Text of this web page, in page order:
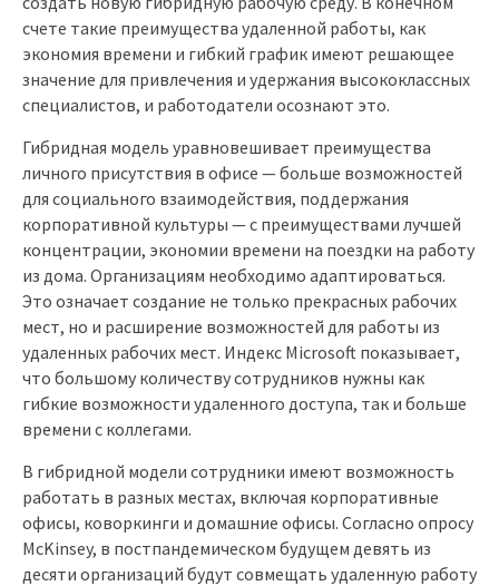
счете такие преимущества удаленной работы, как
экономия времени и гибкий график имеют решающее
значение для привлечения и удержания высококлассных
специалистов, и работодатели осознают это.
Гибридная модель уравновешивает преимущества
личного присутствия в офисе — больше возможностей
для социального взаимодействия, поддержания
корпоративной культуры — с преимуществами лучшей
концентрации, экономии времени на поездки на работу
из дома. Организациям необходимо адаптироваться.
Это означает создание не только прекрасных рабочих
мест, но и расширение возможностей для работы из
удаленных рабочих мест. Индекс Microsoft показывает,
что большому количеству сотрудников нужны как
гибкие возможности удаленного доступа, так и больше
времени с коллегами.
В гибридной модели сотрудники имеют возможность
работать в разных местах, включая корпоративные
офисы, коворкинги и домашние офисы. Согласно опросу
McKinsey, в постпандемическом будущем девять из
десяти организаций будут совмещать удаленную работу